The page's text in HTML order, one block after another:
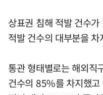
상표권 침해 적발 건수
적발 건수의 대부분을 차
통관 형태별로는 해외
건수의 85%를 차지했